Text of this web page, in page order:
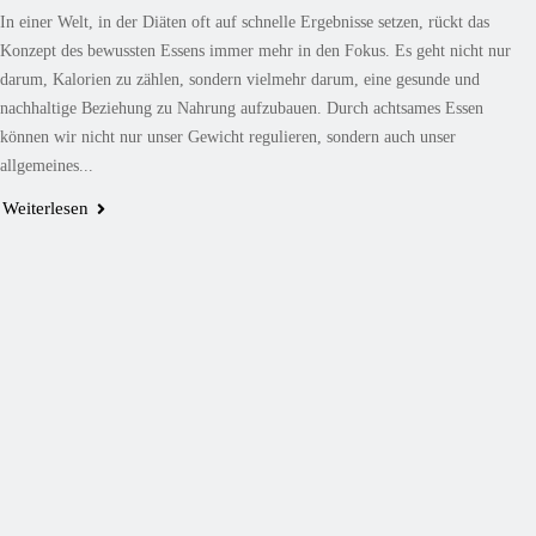
In einer Welt, in der Diäten oft auf schnelle Ergebnisse setzen, rückt das
Konzept des bewussten Essens immer mehr in den Fokus. Es geht nicht nur
darum, Kalorien zu zählen, sondern vielmehr darum, eine gesunde und
nachhaltige Beziehung zu Nahrung aufzubauen. Durch achtsames Essen
können wir nicht nur unser Gewicht regulieren, sondern auch unser
allgemeines...
Weiterlesen